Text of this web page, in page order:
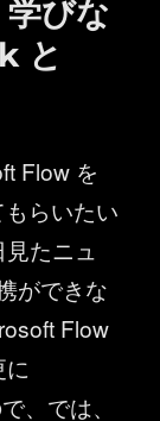
びな
と
Flow を
らいたい
たニュ
ができな
Flow
、では、